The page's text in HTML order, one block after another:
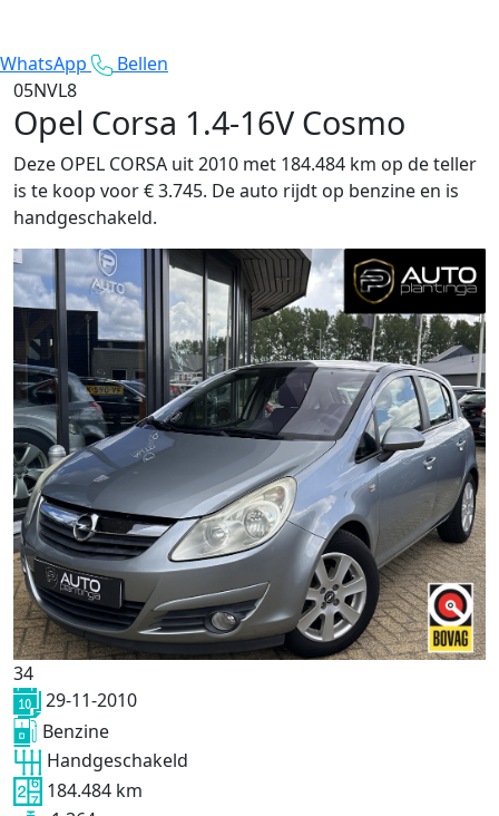
WhatsApp
Bellen
05NVL8
Opel Corsa 1.4-16V Cosmo
Deze OPEL CORSA uit 2010 met 184.484 km op de teller
is te koop voor € 3.745. De auto rijdt op benzine en is
handgeschakeld.
34
29-11-2010
Benzine
Handgeschakeld
184.484 km